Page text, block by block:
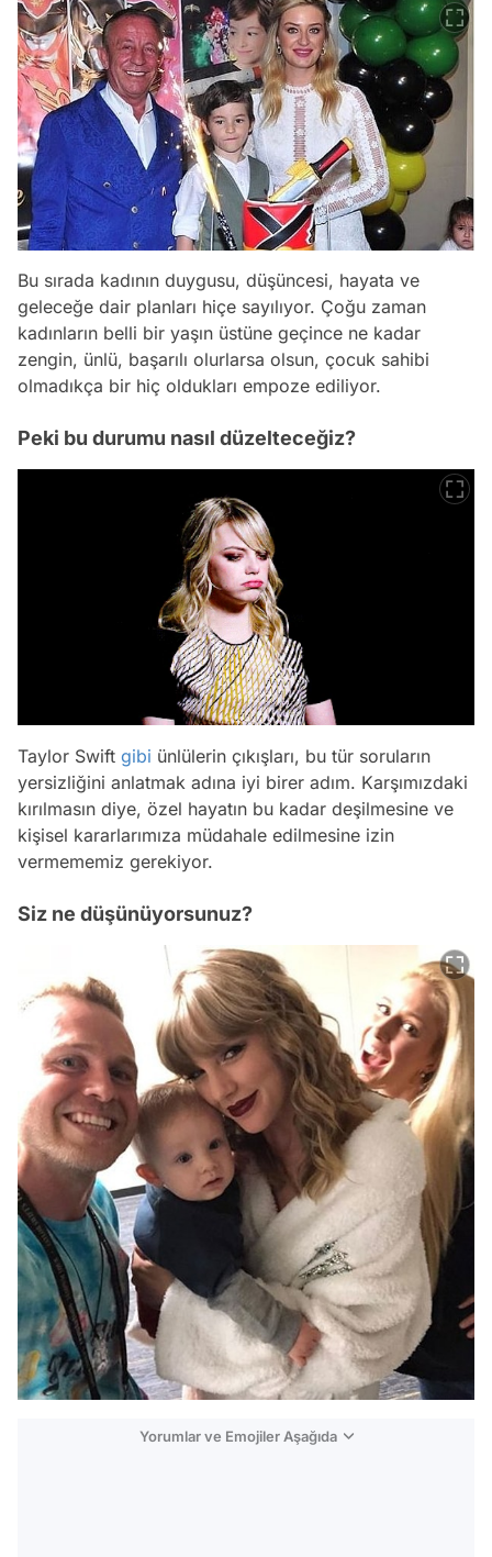
Bu sırada kadının duygusu, düşüncesi, hayata ve
geleceğe dair planları hiçe sayılıyor. Çoğu zaman
kadınların belli bir yaşın üstüne geçince ne kadar
zengin, ünlü, başarılı olurlarsa olsun, çocuk sahibi
olmadıkça bir hiç oldukları empoze ediliyor.
Peki bu durumu nasıl düzelteceğiz?
Taylor Swift gibi ünlülerin çıkışları, bu tür soruların
yersizliğini anlatmak adına iyi birer adım. Karşımızdaki
kırılmasın diye, özel hayatın bu kadar deşilmesine ve
kişisel kararlarımıza müdahale edilmesine izin
vermememiz gerekiyor.
Siz ne düşünüyorsunuz?
Yorumlar ve Emojiler Aşağıda